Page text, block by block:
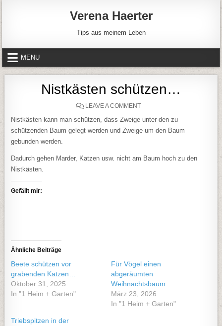
Verena Haerter
Tips aus meinem Leben
MENU
Nistkästen schützen…
LEAVE A COMMENTON NISTKÄSTEN
Nistkästen kann man schützen, dass Zweige unter den zu
schützenden Baum gelegt werden und Zweige um den Baum
gebunden werden.
Dadurch gehen Marder, Katzen usw. nicht am Baum hoch zu den
Nistkästen.
Gefällt mir:
Ähnliche Beiträge
Beete schützen vor
grabenden Katzen…
Oktober 31, 2025
In "1 Heim + Garten"
Für Vögel einen
abgeräumten
Weihnachtsbaum…
März 23, 2026
In "1 Heim + Garten"
Triebspitzen in der